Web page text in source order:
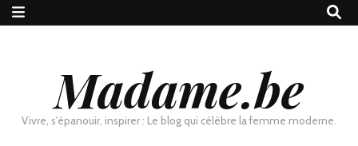
Madame.be
Vivre, s'épanouir, inspirer : Le blog qui célèbre la femme moderne.